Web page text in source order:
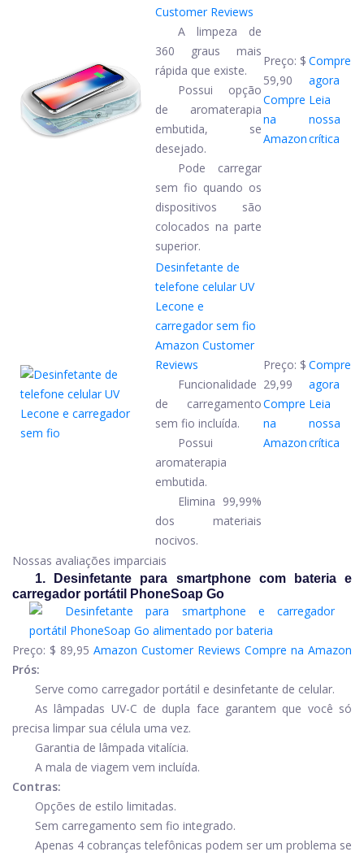
Customer Reviews
A limpeza de
360 ​​graus mais
rápida que existe.
Possui opção
de aromaterapia
embutida, se
desejado.
Pode carregar
sem fio quando os
dispositivos são
colocados na parte
superior.
Preço: $
59,90
Compre
na
Amazon
Compre
agora
Leia
nossa
crítica
Desinfetante de
telefone celular UV
Lecone e
carregador sem fio
Amazon Customer
Reviews
Funcionalidade
de carregamento
sem fio incluída.
Possui
aromaterapia
embutida.
Elimina 99,99%
dos materiais
nocivos.
Preço: $
29,99
Compre
na
Amazon
Compre
agora
Leia
nossa
crítica
Nossas avaliações imparciais
1. Desinfetante para smartphone com bateria e
carregador portátil PhoneSoap Go
Preço: $ 89,95 Amazon Customer Reviews Compre na Amazon
Prós:
Serve como carregador portátil e desinfetante de celular.
As lâmpadas UV-C de dupla face garantem que você só
precisa limpar sua célula uma vez.
Garantia de lâmpada vitalícia.
A mala de viagem vem incluída.
Contras:
Opções de estilo limitadas.
Sem carregamento sem fio integrado.
Apenas 4 cobranças telefônicas podem ser um problema se